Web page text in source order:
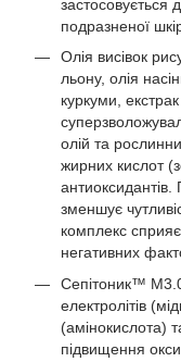
застосовується
подразненої
Олія висівок
льону, олія
куркуми,
олій та
жирних кислот
зменшує
комплекс
негативних
Сепітоник™
електролітів
(амінокислота)
підвищення